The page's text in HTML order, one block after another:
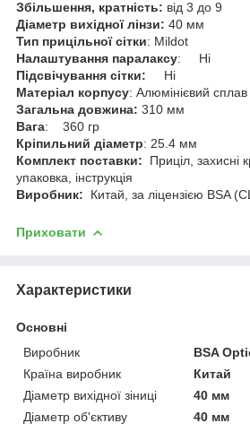
Збільшення, кратність: від 3 до 9
Діаметр вихідної лінзи: 40 мм
Тип прицільної сітки: Mildot
Налаштування паралаксу: Ні
Підсвічування сітки: Ні
Матеріал корпусу: Алюмінієвий сплав
Загальна довжина: 310 мм
Вага: 360 гр
Кріпильний діаметр: 25.4 мм
Комплект поставки:
Приціл, захисні
упаковка, інструкція
Виробник: Китай, за ліцензією BSA
Приховати
Характеристики
Основні
Виробник
BSA
Країна виробник
Китай
Діаметр вихідної зіниці
40 мм
Діаметр об'єктиву
40 мм